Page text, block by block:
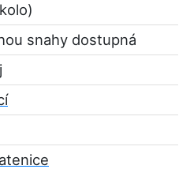
snahy dostupná